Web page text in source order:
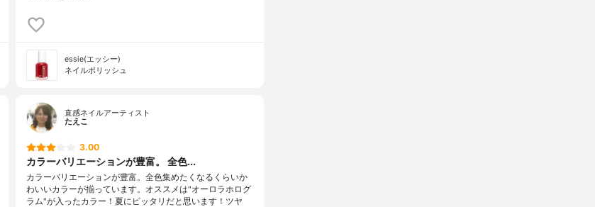
essie(エッシー)
ネイルポリッシュ
直感ネイルアーティスト
たえこ
3.00
カラーバリエーションが豊富。 全色...
カラーバリエーションが豊富。全色集めたくなるくらいか
わいいカラーが揃っています。オススメは"オーロラホログ
ラム"が入ったカラー！夏にピッタリだと思います！ツヤ